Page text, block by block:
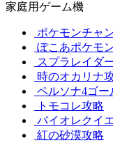
家庭用ゲーム機
ポケモンチャ
ぽこあポケモ
スプラレイダ
時のオカリナ
ペルソナ4ゴー
トモコレ攻略
バイオレクイ
紅の砂漠攻略